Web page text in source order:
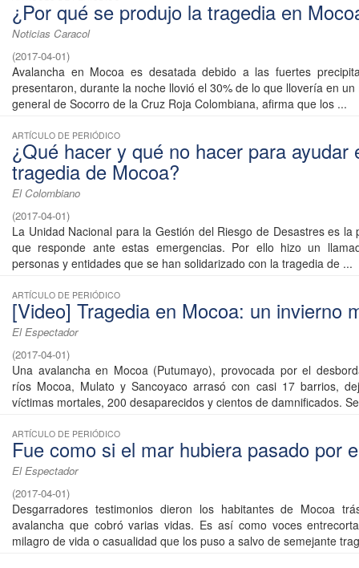
¿Por qué se produjo la tragedia en
Noticias Caracol
(2017-04-01)
Avalancha en Mocoa es desatada debido a las fuertes
presentaron, durante la noche llovió el 30% de lo que llovería en
general de Socorro de la Cruz Roja Colombiana, afirma que los ...
ARTÍCULO DE PERIÓDICO
¿Qué hacer y qué no hacer para ayudar
tragedia de Mocoa?
El Colombiano
(2017-04-01)
La Unidad Nacional para la Gestión del Riesgo de Desastres es la
que responde ante estas emergencias. Por ello hizo un
personas y entidades que se han solidarizado con la tragedia de ...
ARTÍCULO DE PERIÓDICO
[Video] Tragedia en Mocoa: un invierno
El Espectador
(2017-04-01)
Una avalancha en Mocoa (Putumayo), provocada por el
ríos Mocoa, Mulato y Sancoyaco arrasó con casi 17 barrios,
víctimas mortales, 200 desaparecidos y cientos de damnificados.
ARTÍCULO DE PERIÓDICO
Fue como si el mar hubiera pasado por
El Espectador
(2017-04-01)
Desgarradores testimonios dieron los habitantes de Mocoa
avalancha que cobró varias vidas. Es así como voces
milagro de vida o casualidad que los puso a salvo de semejante